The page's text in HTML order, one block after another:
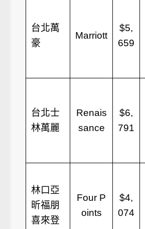
台北萬
豪
Marriott
$5,
659
台北士
林萬麗
Renais
sance
$6,
791
林口亞
昕福朋
喜來登
Four P
oints
$4,
074